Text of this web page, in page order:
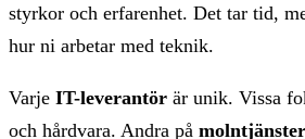
styrkor och erfarenhet. Det tar tid,
hur ni arbetar med teknik.
Varje IT-leverantör är unik. Vissa
och hårdvara. Andra på molntjänster